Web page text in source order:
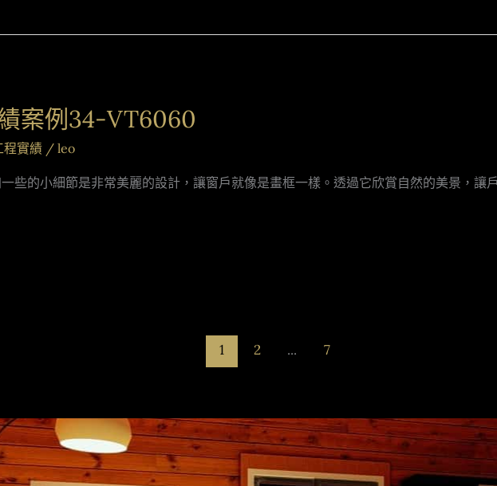
案例34-VT6060
程實績/ leo
些的小細節是非常美麗的設計，讓窗戶就像是畫框一樣。透過它欣賞自然的美景，讓
1 2 ... 7